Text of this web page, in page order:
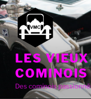
Aller
au
contenu
principal
LES
COMINOIS
Des cominois